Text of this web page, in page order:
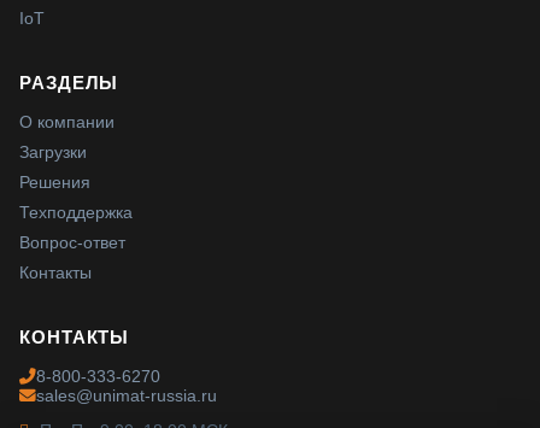
IoT
РАЗДЕЛЫ
О компании
Загрузки
Решения
Техподдержка
Вопрос-ответ
Контакты
КОНТАКТЫ
8-800-333-6270
sales@unimat-russia.ru